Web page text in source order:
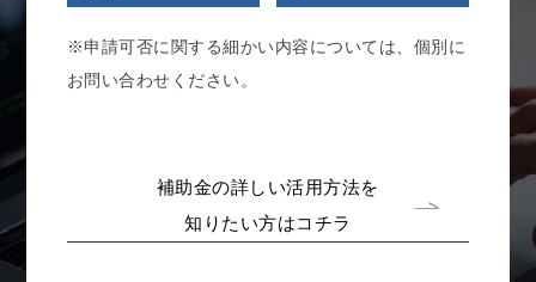
※申請可否に関する細かい内容については、個別に
お問い合わせください。
補助金の詳しい活用方法を
知りたい方はコチラ